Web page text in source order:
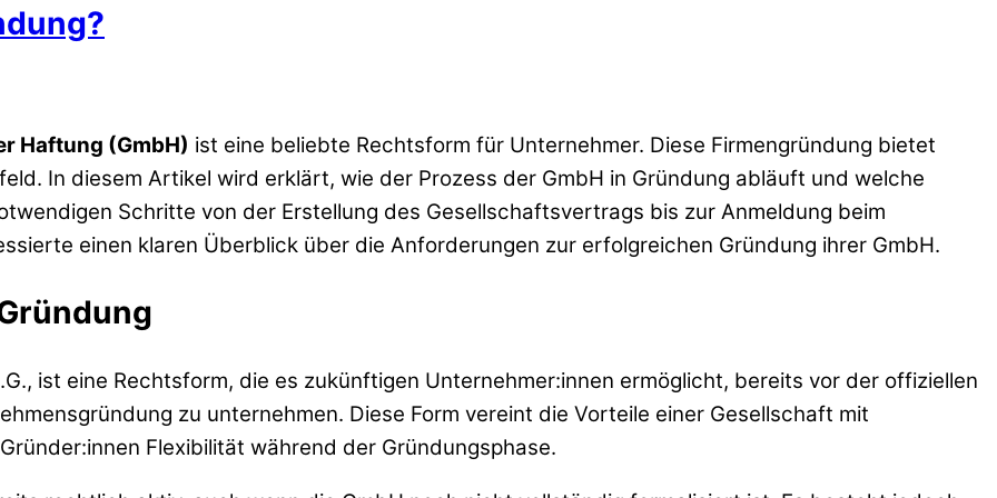
Haftung (GmbH) ist eine beliebte Rechtsform für Unternehmer. Diese Firmengründung bietet
In diesem Artikel wird erklärt, wie der Prozess der GmbH in Gründung abläuft und welche
Schritte von der Erstellung des Gesellschaftsvertrags bis zur Anmeldung beim
einen klaren Überblick über die Anforderungen zur erfolgreichen Gründung ihrer GmbH.
ist eine Rechtsform, die es zukünftigen Unternehmer:innen ermöglicht, bereits vor der offiziellen
zu unternehmen. Diese Form vereint die Vorteile einer Gesellschaft mit
Flexibilität während der Gründungsphase.